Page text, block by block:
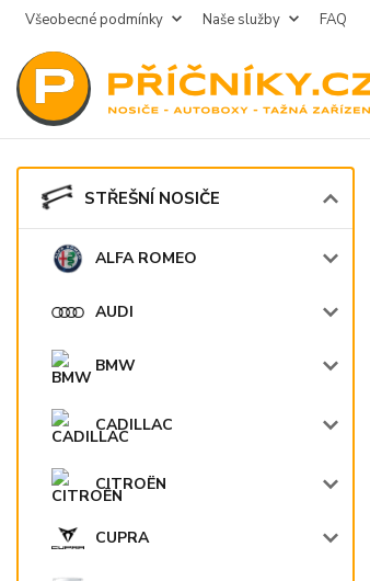
Všeobecné podmínky Naše služby FAQ
STŘEŠNÍ NOSIČE
ALFA ROMEO
AUDI
BMW
CADILLAC
CITROËN
CUPRA